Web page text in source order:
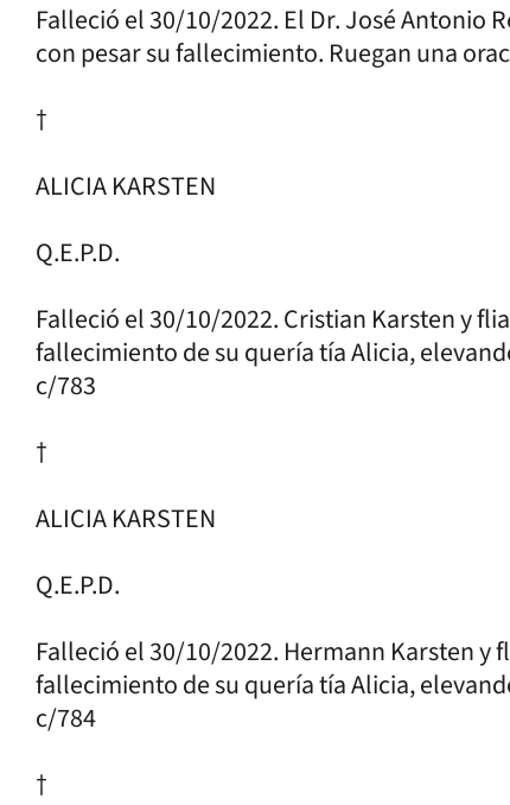
Falleció el 30/10/2022. El Dr. José Antonio
con pesar su fallecimiento. Ruegan una
†
ALICIA KARSTEN
Q.E.P.D.
Falleció el 30/10/2022. Cristian Karsten y
fallecimiento de su quería tía Alicia,
c/783
†
ALICIA KARSTEN
Q.E.P.D.
Falleció el 30/10/2022. Hermann Karsten
fallecimiento de su quería tía Alicia,
c/784
†